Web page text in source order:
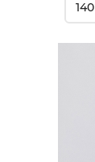
140